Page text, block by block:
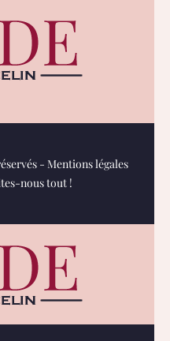
- Mentions légales
nous tout !